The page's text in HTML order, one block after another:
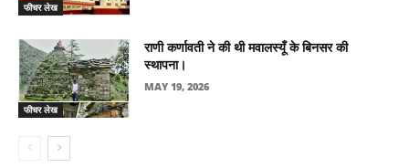
फीचर लेख
फीचर लेख
राणी कर्णावती ने की थी मवालस्यूँ के बिनसर की
स्थापना।
MAY 19, 2026